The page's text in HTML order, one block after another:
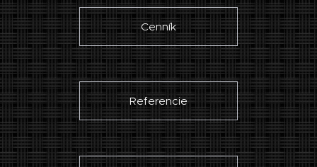
Cenník
Referencie